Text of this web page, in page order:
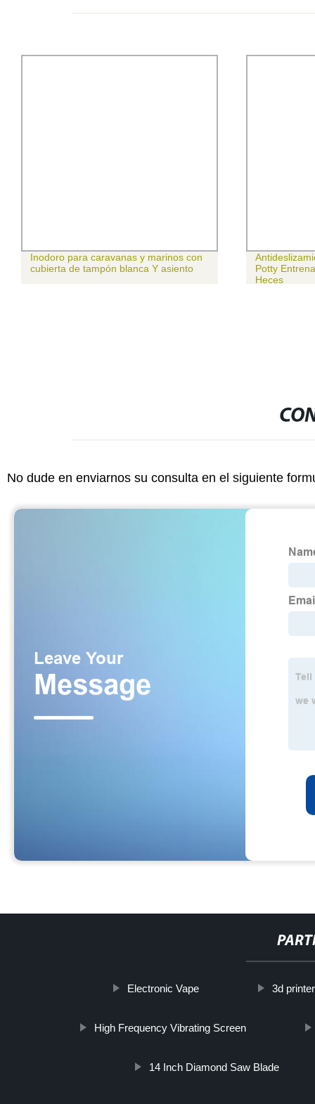
Inodoro para caravanas y marinos con
cubierta de tampón blanca Y asiento
Potty
Heces
No dude en enviarnos su consulta en el siguiente
Electronic Vape 3d
High Frequency Vibrating Screen
14 Inch Diamond Saw Blade